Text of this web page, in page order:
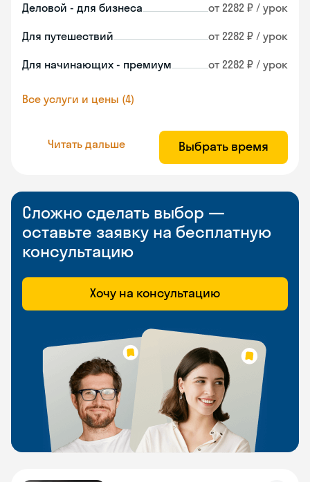
Деловой - для бизнеса от 2282 ₽ / урок
Для путешествий от 2282 ₽ / урок
Для начинающих - премиум от 2282 ₽ / урок
Все услуги и цены (4)
Читать дальше Выбрать время
Сложно сделать выбор —
оставьте заявку на бесплатную
консультацию
Хочу на консультацию